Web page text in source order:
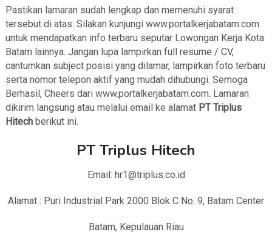
Pastikan lamaran sudah lengkap dan memenuhi syarat
tersebut di atas. Silakan kunjungi www.portalkerjabatam.com
untuk mendapatkan info terbaru seputar Lowongan Kerja Kota
Batam lainnya. Jangan lupa lampirkan full resume / CV,
cantumkan subject posisi yang dilamar, lampirkan foto terbaru
serta nomor telepon aktif yang mudah dihubungi. Semoga
Berhasil, Cheers dari www.portalkerjabatam.com. Lamaran
dikirim langsung atau melalui email ke alamat PT Triplus
Hitechberikut ini.
PT Triplus Hitech
Email: hr1@triplus.co.id
Alamat : Puri Industrial Park 2000 Blok C No. 9, Batam Center
Batam, Kepulauan Riau